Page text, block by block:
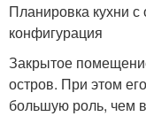
Планировка кухни с
конфигурация
Закрытое
остров. При этом
большую роль, чем